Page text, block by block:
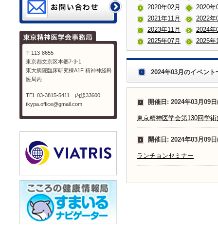
2020年02月
2020年
2021年11月
2022年
2023年11月
2024年
2025年07月
2025年
2024年03月のイベント
開催日: 2024年03月09
東京精神医学会第130回学術
開催日: 2024年03月09
ランチョンセミナー
〒113-8655
東京都文京区本郷7-3-1
東大病院臨床研究棟A1F 精神神経科
医局内
TEL 03-3815-5411 内線33600
tkypa.office@gmail.com